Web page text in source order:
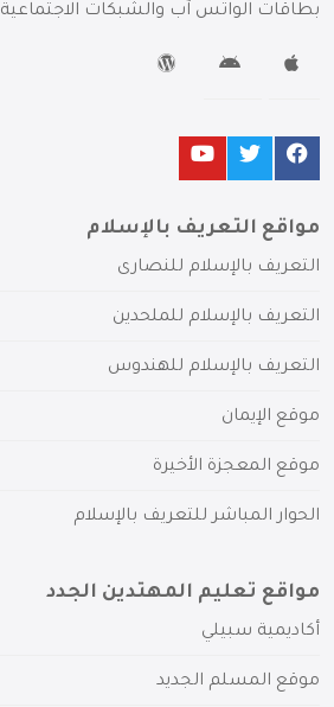
بطاقات الواتس آب والشبكات الاجتماعية
مواقع التعريف بالإسلام
التعريف بالإسلام للنصارى
التعريف بالإسلام للملحدين
التعريف بالإسلام للهندوس
موقع الإيمان
موقع المعجزة الأخيرة
الحوار المباشر للتعريف بالإسلام
مواقع تعليم المهتدين الجدد
أكاديمية سبيلي
موقع المسلم الجديد